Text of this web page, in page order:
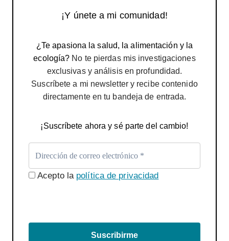
¡Y únete a mi comunidad!
¿Te apasiona la salud, la alimentación y la
ecología? No te pierdas mis investigaciones
exclusivas y análisis en profundidad.
Suscríbete a mi newsletter y recibe contenido
directamente en tu bandeja de entrada.
¡Suscríbete ahora y sé parte del cambio!
Acepto la política de privacidad
Suscribirme